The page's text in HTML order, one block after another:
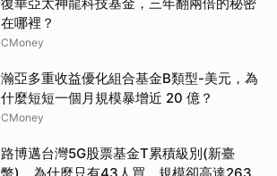
復華亞太神龍科技基金，三年翻兩倍的秘密
在哪裡？
CMoney
瀚亞多重收益優化組合基金B類型-美元，為
什麼短短一個月規模暴增近 20 億？
CMoney
路博邁台灣5G股票基金T累積級別(新臺